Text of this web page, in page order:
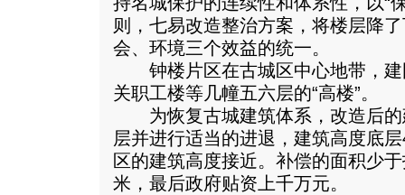
则，七易改造整治方案，将楼层降
会、环境三个效益的统一。
钟楼片区在古城区中心地带，建
关职工楼等几幢五六层的“高楼”。
为恢复古城建筑体系，改造后的
层并进行适当的进退，建筑高度底
区的建筑高度接近。补偿的面积少
米，最后政府贴资上千万元。